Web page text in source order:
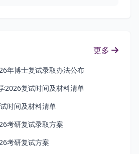
更多
年博士复试录取办法公布
2026复试时间及材料清单
时间及材料清单
考研复试录取方案
考研复试方案